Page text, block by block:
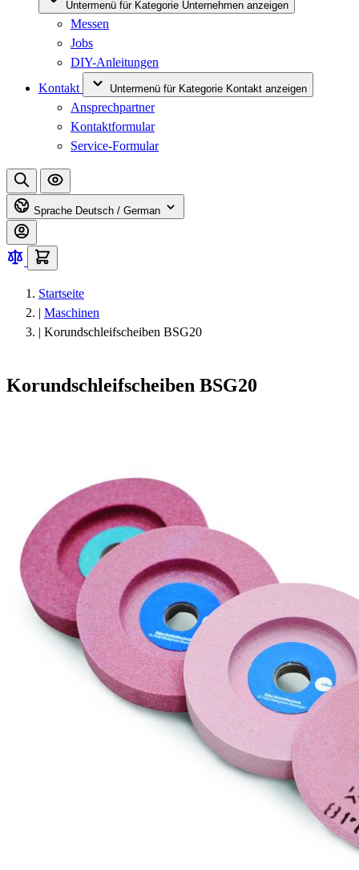
Untermenü für Kategorie Unternehmen anzeigen
Messen
Jobs
DIY-Anleitungen
Kontakt
Untermenü für Kategorie Kontakt anzeigen
Ansprechpartner
Kontaktformular
Service-Formular
Sprache Deutsch / German
Startseite
| Maschinen
| Korundschleifscheiben BSG20
Korundschleifscheiben BSG20